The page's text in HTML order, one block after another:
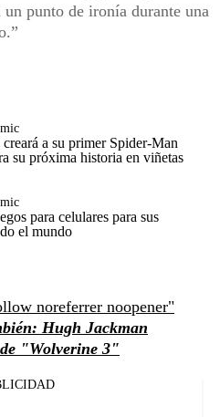
punto de ironía durante una
a su primer Spider-Man
su próxima historia en viñetas
para celulares para sus
el mundo
noreferrer noopener"
Hugh Jackman
"Wolverine 3"